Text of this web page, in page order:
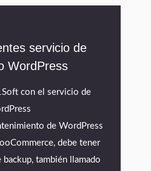
servicio de
WordPress
con el servicio de
de WordPress
debe tener
backup, también llamado